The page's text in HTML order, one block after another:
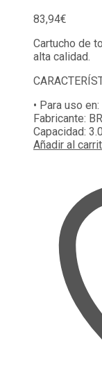
83,94€
Cartucho de
alta calidad.
• Para uso en:
Fabricante:
Capacidad:
Añadir al